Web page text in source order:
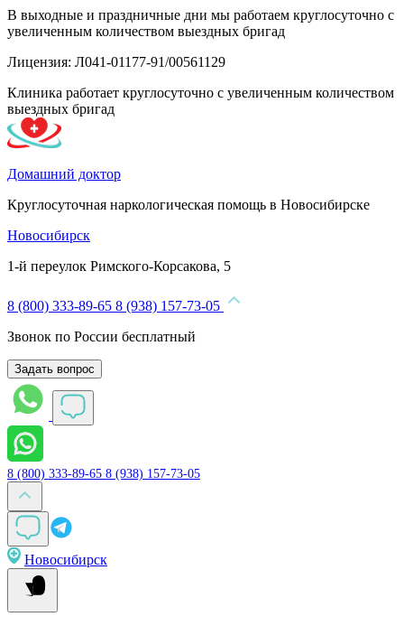
В выходные и праздничные дни мы работаем круглосуточно с
увеличенным количеством выездных бригад
Лицензия: Л041-01177-91/00561129
Клиника работает круглосуточно с увеличенным количеством
выездных бригад
Домашний доктор
Круглосуточная наркологическая помощь в Новосибирске
Новосибирск
1-й переулок Римского-Корсакова, 5
8 (800) 333-89-65 8 (938) 157-73-05
Звонок по России бесплатный
Задать вопрос
8 (800) 333-89-65 8 (938) 157-73-05
Новосибирск